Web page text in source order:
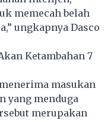
memecah belah
ungkapnya Dasco
Ketambahan 7
masukan
yang menduga
merupakan